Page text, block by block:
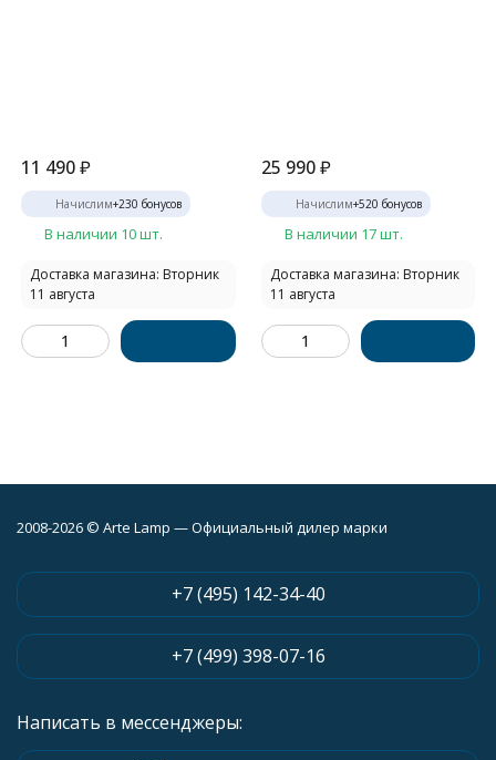
11 490₽
Начислим+230 бонусов
В наличии 10 шт.
Доставка магазина: Вторник
11 августа
25 990 ₽
Начислим+520 бонусов
В наличии 17 шт.
Доставка магазина: Вторник
11 августа
2008-2026 © Arte Lamp — Официальный дилер марки
+7 (495) 142-34-40
+7 (499) 398-07-16
Написать в мессенджеры: